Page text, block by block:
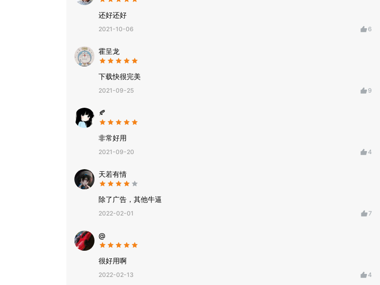
还好还好
2021-10-06 6
霍呈龙
下载快很完美
2021-09-25 9
🍂
非常好用
2021-09-20 4
天若有情
除了广告，其他牛逼
2022-02-01 7
@
很好用啊
2022-02-13 4